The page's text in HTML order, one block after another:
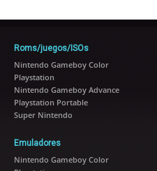
Roms/juegos/ISOs
Nintendo Gameboy Color
Playstation
Nintendo Gameboy Advance
Playstation Portable
Super Nintendo
Emuladores
Nintendo Gameboy Color